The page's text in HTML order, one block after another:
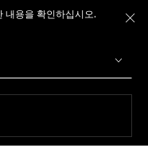
내용을 확인하십시오.